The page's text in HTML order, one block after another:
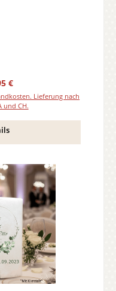
Preis:
€
Lieferung nach
und CH.